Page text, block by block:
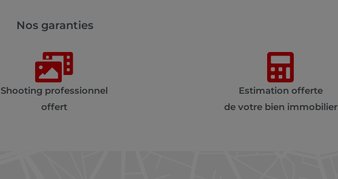
Nos garanties
Shooting professionnel
offert
Estimation offerte
de votre bien immobilier